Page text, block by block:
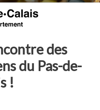
des
du Pas-de-
!